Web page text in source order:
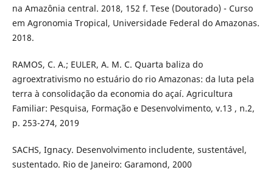
na Amazônia central. 2018, 152 f. Tese (Doutorado) - Curso
em Agronomia Tropical, Universidade Federal do Amazonas.
2018.
RAMOS, C. A.; EULER, A. M. C. Quarta baliza do
agroextrativismo no estuário do rio Amazonas: da luta pela
terra à consolidação da economia do açaí. Agricultura
Familiar: Pesquisa, Formação e Desenvolvimento, v.13 , n.2,
p. 253-274, 2019
SACHS, Ignacy. Desenvolvimento includente, sustentável,
sustentado. Rio de Janeiro: Garamond, 2000